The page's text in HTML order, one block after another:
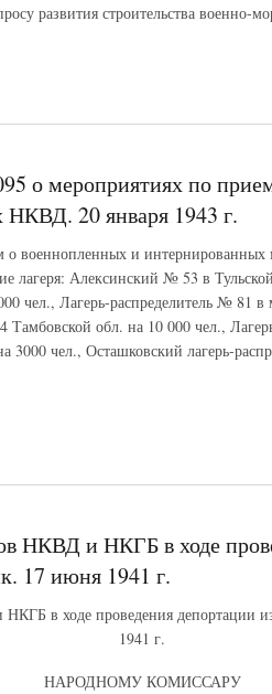
развития строительства военно-
о мероприятиях по
НКВД. 20 января 1943 г.
военнопленных и интернированных
лагеря: Алексинский № 53 в
чел., Лагерь-распределитель № 81
обл. на 10 000 чел.,
3000 чел., Осташковский лагерь-
НКВД и НКГБ в ходе
17 июня 1941 г.
в ходе проведения депортации
1941 г.
НАРОДНОМУ КОМИССАРУ